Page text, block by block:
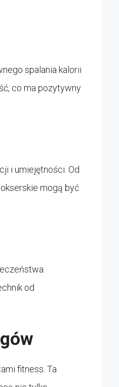
spalania kalorii
co ma pozytywny
i umiejętności. Od
mogą być
od
fitness. Ta